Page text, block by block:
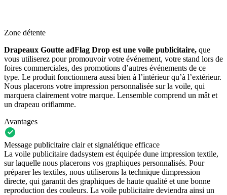
Zone détente
Drapeaux Goutte adFlag Drop est une voile publicitaire, que
vous utiliserez pour promouvoir votre événement, votre stand lors de
foires commerciales, des promotions d’autres événements de ce
type. Le produit fonctionnera aussi bien à l’intérieur qu’à l’extérieur.
Nous placerons votre impression personnalisée sur la voile, qui
marquera clairement votre marque. Lensemble comprend un mât et
un drapeau oriflamme.
Avantages
Message publicitaire clair et signalétique efficace
La voile publicitaire dadsystem est équipée dune impression textile,
sur laquelle nous placerons vos graphiques personnalisés. Pour
préparer les textiles, nous utiliserons la technique dimpression
directe, qui garantit des graphiques de haute qualité et une bonne
reproduction des couleurs. La voile publicitaire deviendra ainsi un